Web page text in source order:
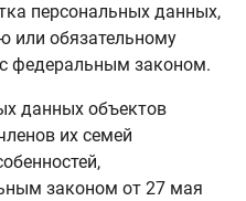
персональных данных,
или обязательному
федеральным законом.
данных объектов
их семей
законом от 27 мая